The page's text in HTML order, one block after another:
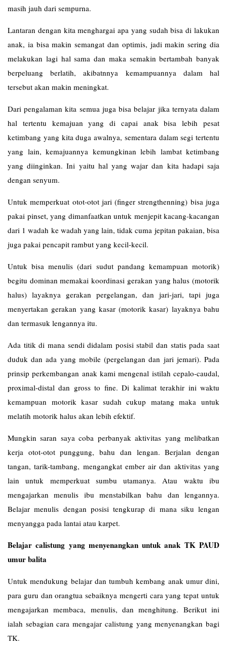
masih jauh dari sempurna.
Lantaran dengan kita menghargai apa yang sudah bisa di lakukan
anak, ia bisa makin semangat dan optimis, jadi makin sering dia
melakukan lagi hal sama dan maka semakin bertambah banyak
berpeluang berlatih, akibatnnya kemampuannya dalam hal
tersebut akan makin meningkat.
Dari pengalaman kita semua juga bisa belajar jika ternyata dalam
hal tertentu kemajuan yang di capai anak bisa lebih pesat
ketimbang yang kita duga awalnya, sementara dalam segi tertentu
yang lain, kemajuannya kemungkinan lebih lambat ketimbang
yang diinginkan. Ini yaitu hal yang wajar dan kita hadapi saja
dengan senyum.
Untuk memperkuat otot-otot jari (finger strengthenning) bisa juga
pakai pinset, yang dimanfaatkan untuk menjepit kacang-kacangan
dari 1 wadah ke wadah yang lain, tidak cuma jepitan pakaian, bisa
juga pakai pencapit rambut yang kecil-kecil.
Untuk bisa menulis (dari sudut pandang kemampuan motorik)
begitu dominan memakai koordinasi gerakan yang halus (motorik
halus) layaknya gerakan pergelangan, dan jari-jari, tapi juga
menyertakan gerakan yang kasar (motorik kasar) layaknya bahu
dan termasuk lengannya itu.
Ada titik di mana sendi didalam posisi stabil dan statis pada saat
duduk dan ada yang mobile (pergelangan dan jari jemari). Pada
prinsip perkembangan anak kami mengenal istilah cepalo-caudal,
proximal-distal dan gross to fine. Di kalimat terakhir ini waktu
kemampuan motorik kasar sudah cukup matang maka untuk
melatih motorik halus akan lebih efektif.
Mungkin saran saya coba perbanyak aktivitas yang melibatkan
kerja otot-otot punggung, bahu dan lengan. Berjalan dengan
tangan, tarik-tambang, mengangkat ember air dan aktivitas yang
lain untuk memperkuat sumbu utamanya. Atau waktu ibu
mengajarkan menulis ibu menstabilkan bahu dan lengannya.
Belajar menulis dengan posisi tengkurap di mana siku lengan
menyangga pada lantai atau karpet.
Belajar calistung yang menyenangkan untuk anak TK PAUD
umur balita
Untuk mendukung belajar dan tumbuh kembang anak umur dini,
para guru dan orangtua sebaiknya mengerti cara yang tepat untuk
mengajarkan membaca, menulis, dan menghitung. Berikut ini
ialah sebagian cara mengajar calistung yang menyenangkan bagi
TK.